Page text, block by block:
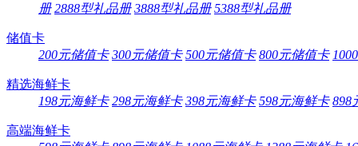
册 2888型礼品册 3888型礼品册 5388型礼品册
储值卡
200元储值卡 300元储值卡 500元储值卡 800元储值卡
精选海鲜卡
198元海鲜卡 298元海鲜卡 398元海鲜卡 598元海鲜卡 898
高端海鲜卡